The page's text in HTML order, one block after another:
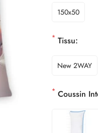
150x50
* Tissu:
New 2WAY
* Coussin